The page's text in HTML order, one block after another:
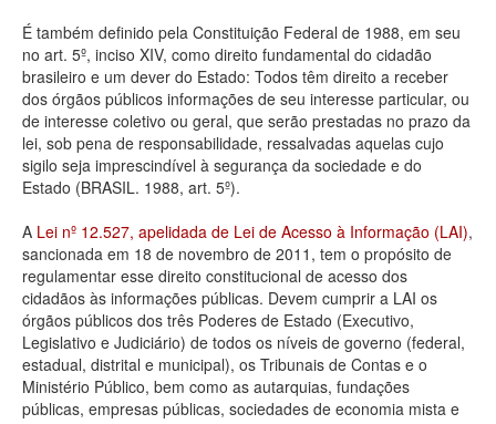
Administração
Legislação
Agenda
Perguntas frequentes
Contato
É também definido pela Constituição Federal de 1988, em seu
no art. 5º, inciso XIV, como direito fundamental do cidadão
brasileiro e um dever do Estado: Todos têm direito a receber
dos órgãos públicos informações de seu interesse particular, ou
de interesse coletivo ou geral, que serão prestadas no prazo da
lei, sob pena de responsabilidade, ressalvadas aquelas cujo
sigilo seja imprescindível à segurança da sociedade e do
Estado (BRASIL. 1988, art. 5º).
A Lei nº 12.527, apelidada de Lei de Acesso à Informação (LAI),
sancionada em 18 de novembro de 2011, tem o propósito de
regulamentar esse direito constitucional de acesso dos
cidadãos às informações públicas. Devem cumprir a LAI os
órgãos públicos dos três Poderes de Estado (Executivo,
Legislativo e Judiciário) de todos os níveis de governo (federal,
estadual, distrital e municipal), os Tribunais de Contas e o
Ministério Público, bem como as autarquias, fundações
públicas, empresas públicas, sociedades de economia mista e